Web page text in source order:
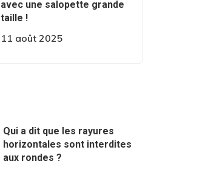
avec une salopette grande
taille !
11 août 2025
Qui a dit que les rayures
horizontales sont interdites
aux rondes ?